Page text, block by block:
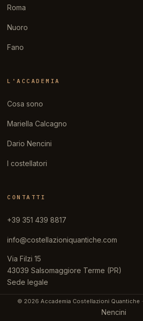
Roma
Nuoro
Fano
L'ACCADEMIA
Cosa sono
Mariella Calcagno
Dario Nencini
I costellatori
CONTATTI
+39 351 439 8817
info@costellazioniquantiche.com
Via Filzi 15
43039 Salsomaggiore Terme (PR)
Sede legale
© 2026 Accademia Costellazioni Quantiche ·
Nencini